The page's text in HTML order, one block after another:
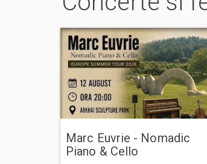
Marc Euvrie - Nomadic
Piano & Cello